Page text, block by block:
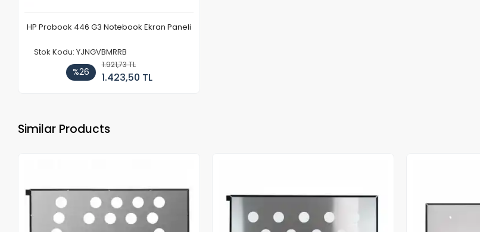
HP Probook 446 G3 Notebook Ekran Paneli
Stok Kodu: YJNGVBMRRB
%26
1.921,73 TL
1.423,50 TL
Similar Products